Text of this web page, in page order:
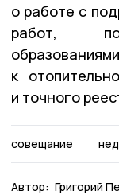
о работе с
работ,
к
и точного
совещание
Автор: Григорий